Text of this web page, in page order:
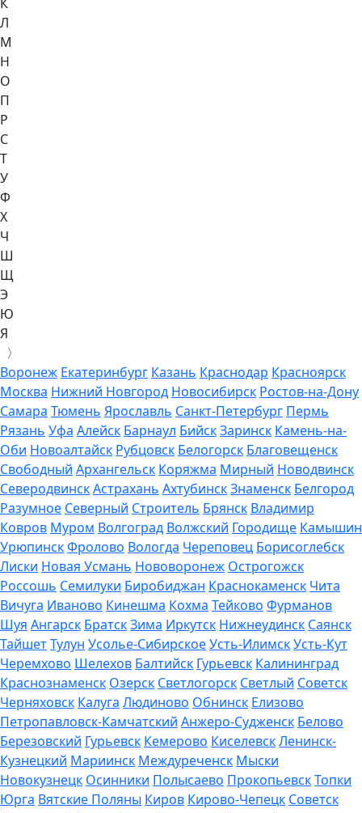
Л
М
Н
О
П
Р
С
Т
У
Ф
Х
Ч
Ш
Щ
Э
Ю
Я
〉
Воронеж Екатеринбург Казань Краснодар Красноярск
Москва Нижний Новгород Новосибирск Ростов-на-Дону
Самара Тюмень Ярославль Санкт-Петербург Пермь
Рязань Уфа Алейск Барнаул БийскЗаринск Камень-на-
Оби Новоалтайск Рубцовск Белогорск Благовещенск
Свободный Архангельск Коряжма Мирный Новодвинск
СеверодвинскАстрахань АхтубинскЗнаменск Белгород
Разумное Северный Строитель Брянск Владимир
Ковров Муром Волгоград Волжский Городище Камышин
УрюпинскФролово Вологда Череповец Борисоглебск
Лиски Новая Усмань Нововоронеж Острогожск
Россошь Семилуки Биробиджан Краснокаменск Чита
Вичуга Иваново Кинешма Кохма Тейково Фурманов
Шуя Ангарск БратскЗима Иркутск Нижнеудинск Саянск
ТайшетТулун Усолье-СибирскоеУсть-ИлимскУсть-Кут
Черемхово Шелехов Балтийск Гурьевск Калининград
Краснознаменск Озерск Светлогорск Светлый Советск
Черняховск Калуга Людиново Обнинск Елизово
Петропавловск-Камчатский Анжеро-Судженск Белово
Березовский Гурьевск Кемерово КиселевскЛенинск-
Кузнецкий Мариинск Междуреченск Мыски
Новокузнецк Осинники Полысаево ПрокопьевскТопки
Юрга Вятские Поляны Киров Кирово-Чепецк Советск